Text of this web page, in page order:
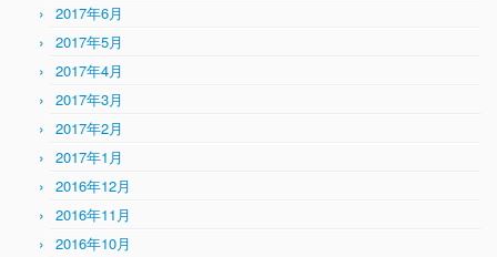
2017年6月
2017年5月
2017年4月
2017年3月
2017年2月
2017年1月
2016年12月
2016年11月
2016年10月